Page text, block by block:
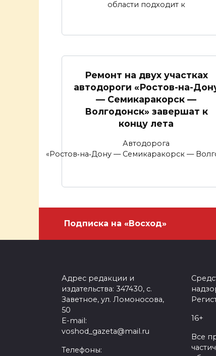
области подходит к
Ремонт на двух участках
автодороги «Ростов-на-
— Семикаракорск —
Волгодонск» завершат к
концу лета
Автодорога
«Ростов‑на‑Дону — Семикаракорск —
Подписка на «Восход»
Адрес редакции и
издательства: 347430, с.
Заветное, ул. Ломоносова,
50
E-mail:
voshod_gazeta@mail.ru
Телефоны:
16+
Все